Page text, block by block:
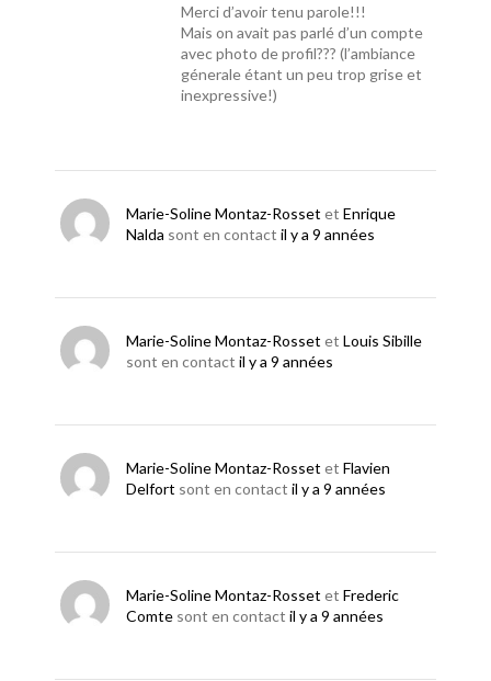
Merci d’avoir tenu parole!!!
Mais on avait pas parlé d’un compte
avec photo de profil??? (l’ambiance
génerale étant un peu trop grise et
inexpressive!)
Marie-Soline Montaz-Rosset et Enrique
Nalda sont en contact il y a 9 années
Marie-Soline Montaz-Rosset et Louis Sibille
sont en contact il y a 9 années
Marie-Soline Montaz-Rosset et Flavien
Delfort sont en contact il y a 9 années
Marie-Soline Montaz-Rosset et Frederic
Comte sont en contact il y a 9 années